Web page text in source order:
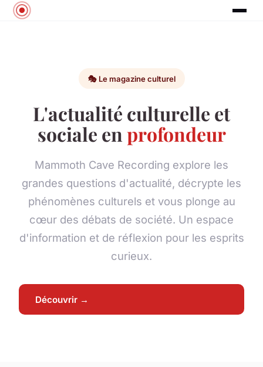
🎭 Le magazine culturel
L'actualité culturelle et
sociale en profondeur
Mammoth Cave Recording explore les
grandes questions d'actualité, décrypte les
phénomènes culturels et vous plonge au
cœur des débats de société. Un espace
d'information et de réflexion pour les esprits
curieux.
Découvrir →